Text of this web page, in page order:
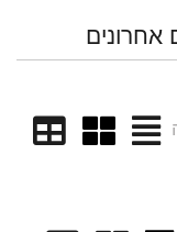
אחרונים